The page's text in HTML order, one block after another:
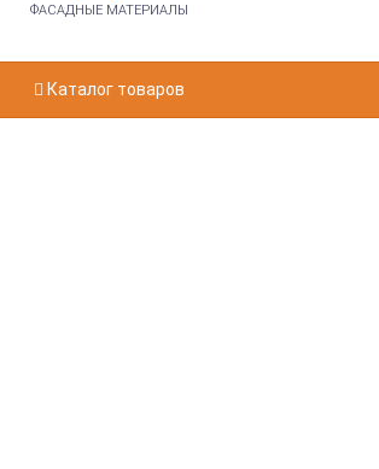
ФАСАДНЫЕ МАТЕРИАЛЫ
Каталог товаров